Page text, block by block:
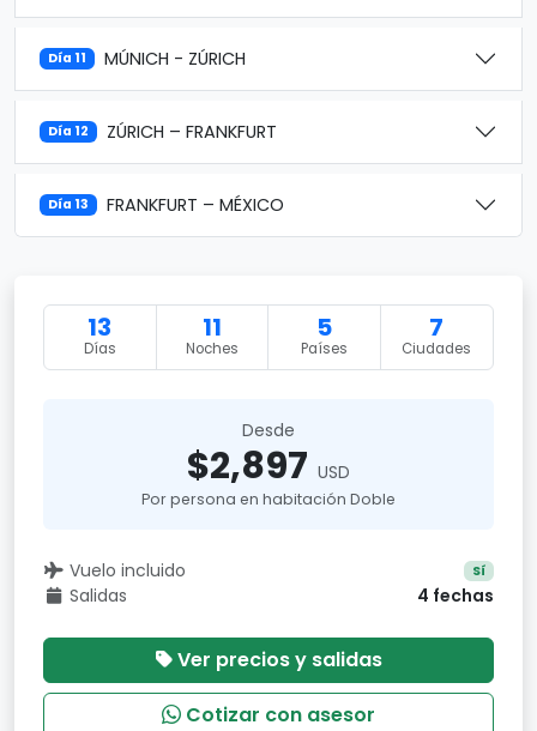
Día 11 MÚNICH - ZÚRICH
Día 12 ZÚRICH – FRANKFURT
Día 13 FRANKFURT – MÉXICO
13
Días
11
Noches
5
Países
7
Ciudades
Desde
$2,897 USD
Por persona en habitación Doble
Vuelo incluido Sí
Salidas 4 fechas
Ver precios y salidas
Cotizar con asesor